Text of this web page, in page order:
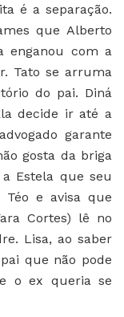
é a separação.
que Alberto
enganou com a
Tato se arruma
do pai. Diná
decide ir até a
garante
gosta da briga
Estela que seu
Téo e avisa que
Cortes) lê no
Lisa, ao saber
que não pode
o ex queria se